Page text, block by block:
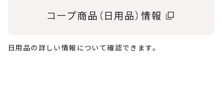
日用品の詳しい情報について確認できます。